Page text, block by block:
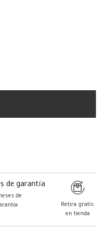
de
Retira gratis
en tienda